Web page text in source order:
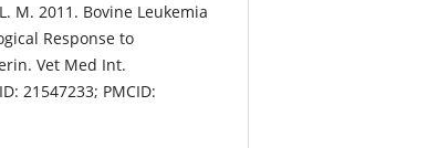
M. 2011. Bovine Leukemia
Response to
Vet Med Int.
21547233; PMCID: